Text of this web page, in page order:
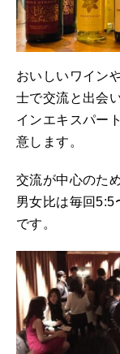
おいしいワイン
士で交流と出会
インエキスパー
意します。
交流が中心のた
男女比は毎回5:5
です。